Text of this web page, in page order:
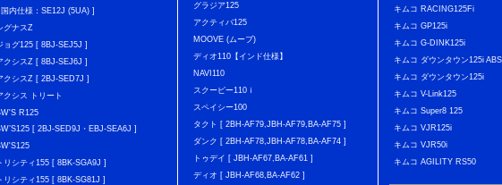
内仕様：SE12J (5UA) ]
グナスZ
ョグ125 [ 8BJ-SEJ5J ]
クシスZ [ 8BJ-SEJ6J ]
クシスZ [ 2BJ-SED7J ]
クシス トリート
R125
[ 2BJ-SED9J・EBJ-SEA6J ]
リシティ155 [ 8BK-SGA9J ]
リシティ155 [ 8BK-SG81J ]
グラジア125
アクティバ125
MOOVE (ムーブ)
ディオ110【インド仕様】
NAVI110
スクーピー110ｉ
スペイシー100
タクト [ 2BH-AF79,JBH-AF79,BA-AF75 ]
ダンク [ 2BH-AF78,JBH-AF78,BA-AF74 ]
トゥデイ [ JBH-AF67,BA-AF61 ]
ディオ [ JBH-AF68,BA-AF62 ]
キムコ RACING125Fi
キムコ GP125i
キムコ G-DINK125i
キムコ ダウンタウン125i ABS
キムコ ダウンタウン125i
キムコ V-Link125
キムコ Super8 125
キムコ VJR125i
キムコ VJR50i
キムコ AGILITY RS50